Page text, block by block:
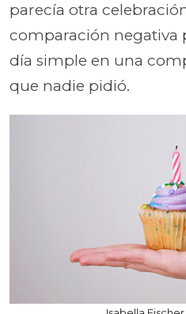
parecía otra
comparación negativa
día simple en una
que nadie pidió.